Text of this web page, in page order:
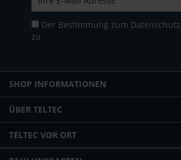
Der Bestimmung zum Datenschutz
zu
SHOP INFORMATIONEN
ÜBER TELTEC
TELTEC VOR ORT